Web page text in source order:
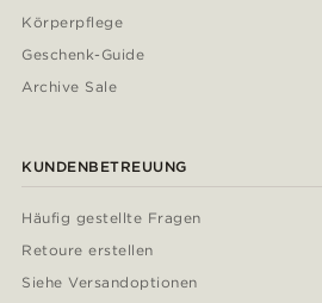
Körperpflege
Geschenk-Guide
Archive Sale
KUNDENBETREUUNG
Häufig gestellte Fragen
Retoure erstellen
Siehe Versandoptionen